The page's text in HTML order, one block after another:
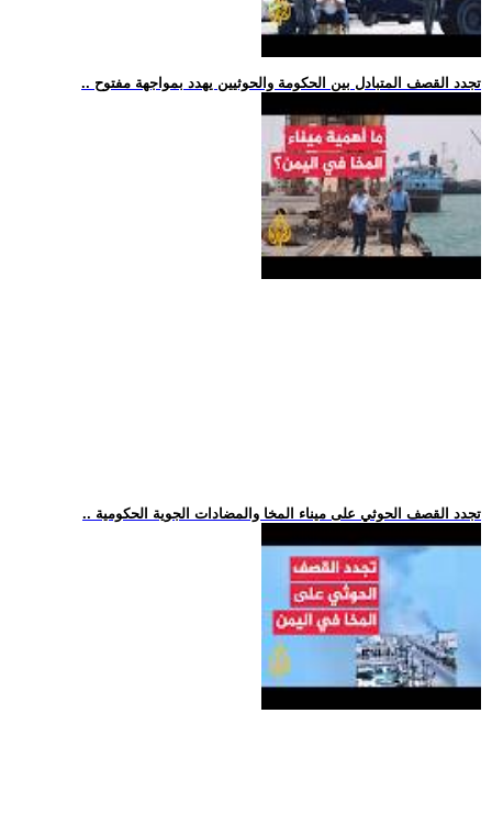
.. تجدد القصف المتبادل بين الحكومة والحوثيين يهدد بمواجهة مفتوح
.. تجدد القصف الحوثي على ميناء المخا والمضادات الجوية الحكومية